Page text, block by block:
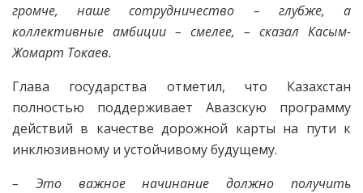
громче, наше сотрудничество – глубже, а
коллективные амбиции – смелее, – сказал Касым-
Жомарт Токаев.
Глава государства отметил, что Казахстан
полностью поддерживает Авазскую программу
действий в качестве дорожной карты на пути к
инклюзивному и устойчивому будущему.
– Это важное начинание должно получить